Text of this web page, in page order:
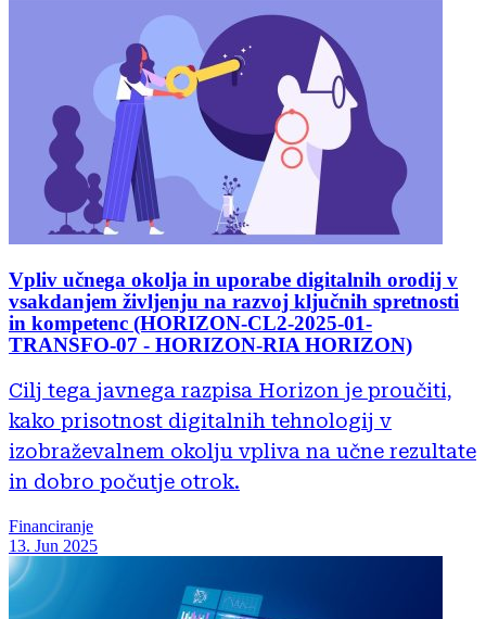
Vpliv učnega okolja in uporabe digitalnih orodij v
vsakdanjem življenju na razvoj ključnih spretnosti
in kompetenc (HORIZON-CL2-2025-01-
TRANSFO-07 - HORIZON-RIA HORIZON)
Cilj tega javnega razpisa Horizon je proučiti,
kako prisotnost digitalnih tehnologij v
izobraževalnem okolju vpliva na učne rezultate
in dobro počutje otrok.
Financiranje
13. Jun 2025